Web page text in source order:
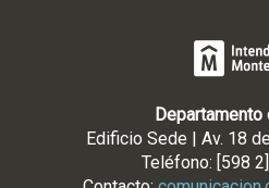
Departamento
Edificio Sede | Av. 18
Teléfono: [598